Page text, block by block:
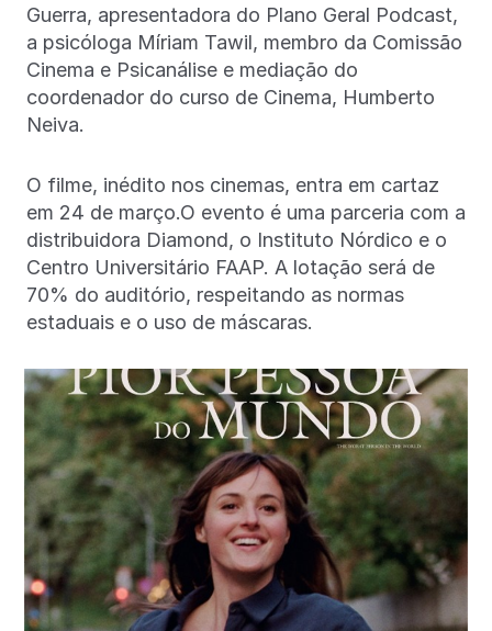
Guerra, apresentadora do Plano Geral Podcast,
a psicóloga Míriam Tawil, membro da Comissão
Cinema e Psicanálise e mediação do
coordenador do curso de Cinema, Humberto
Neiva.
O filme, inédito nos cinemas, entra em cartaz
em 24 de março.O evento é uma parceria com a
distribuidora Diamond, o Instituto Nórdico e o
Centro Universitário FAAP. A lotação será de
70% do auditório, respeitando as normas
estaduais e o uso de máscaras.